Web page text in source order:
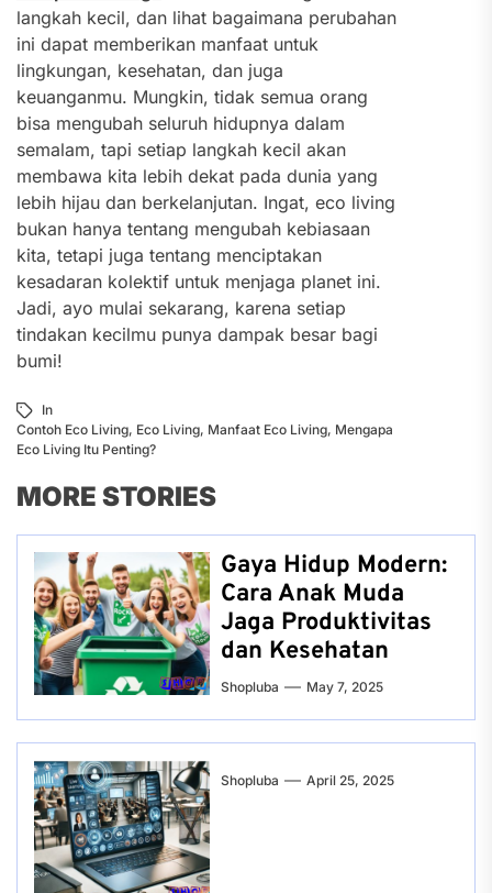
langkah kecil, dan lihat bagaimana perubahan
ini dapat memberikan manfaat untuk
lingkungan, kesehatan, dan juga
keuanganmu. Mungkin, tidak semua orang
bisa mengubah seluruh hidupnya dalam
semalam, tapi setiap langkah kecil akan
membawa kita lebih dekat pada dunia yang
lebih hijau dan berkelanjutan. Ingat, eco living
bukan hanya tentang mengubah kebiasaan
kita, tetapi juga tentang menciptakan
kesadaran kolektif untuk menjaga planet ini.
Jadi, ayo mulai sekarang, karena setiap
tindakan kecilmu punya dampak besar bagi
bumi!
In
Contoh Eco Living, Eco Living, Manfaat Eco Living, Mengapa
Eco Living Itu Penting?
MORE STORIES
Gaya Hidup Modern:
Cara Anak Muda
Jaga Produktivitas
dan Kesehatan
Shopluba May 7, 2025
Shopluba April 25, 2025